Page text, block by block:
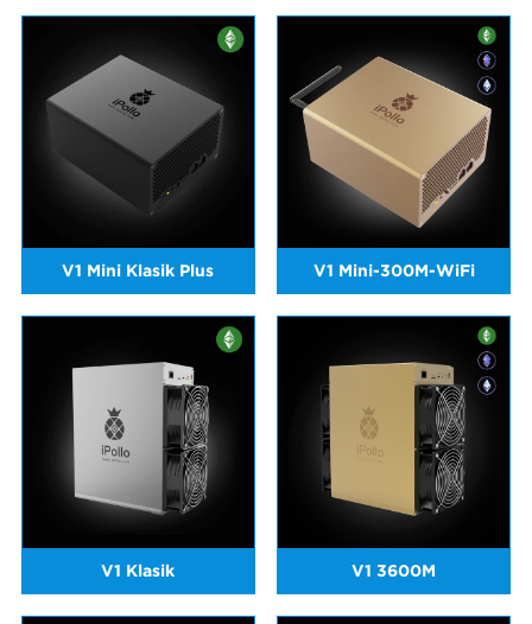
V1 Mini Klasik Plus V1 Mini-300M-WiFi
V1 Klasik V1 3600M